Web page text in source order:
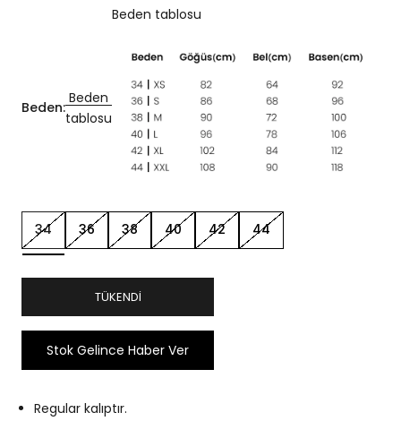
Beden:
Beden
tablosu
Beden tablosu
34 36 38 40 42 44
TÜKENDI
Stok Gelince Haber Ver
Regular kalıptır.